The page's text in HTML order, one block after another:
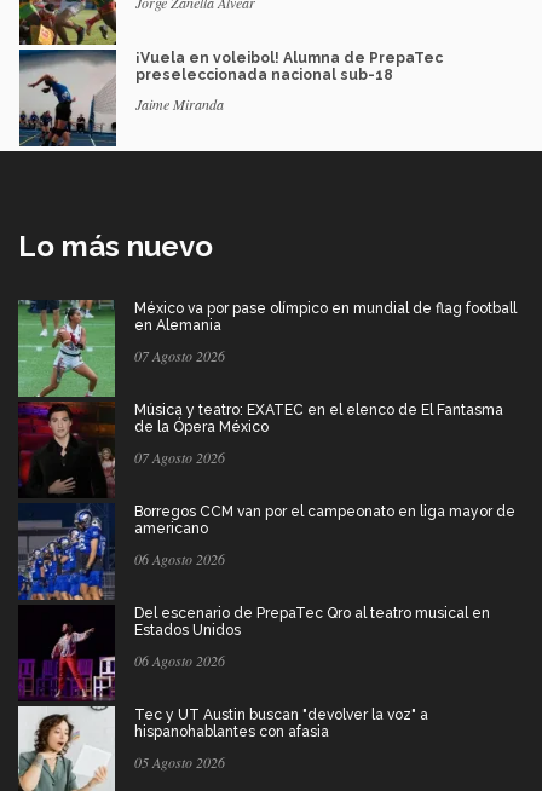
¡Vuela en voleibol! Alumna de PrepaTec
preseleccionada nacional sub-18
Jaime Miranda
Lo más nuevo
México va por pase olímpico en mundial de flag football
en Alemania
07 Agosto 2026
Música y teatro: EXATEC en el elenco de El Fantasma
de la Ópera México
07 Agosto 2026
Borregos CCM van por el campeonato en liga mayor de
americano
06 Agosto 2026
Del escenario de PrepaTec Qro al teatro musical en
Estados Unidos
06 Agosto 2026
Tec y UT Austin buscan "devolver la voz" a
hispanohablantes con afasia
05 Agosto 2026